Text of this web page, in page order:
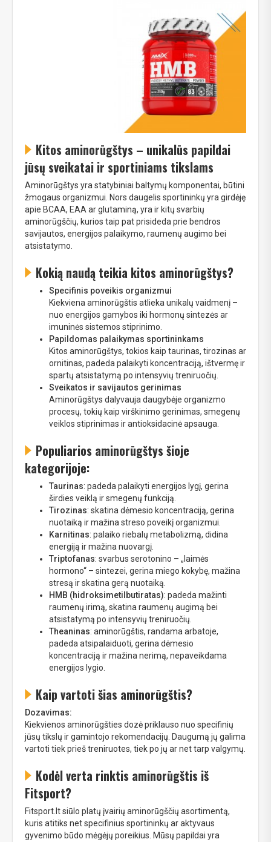
Kitos aminorūgštys – unikalūs papildai
jūsų sveikatai ir sportiniams tikslams
Aminorūgštys yra statybiniai baltymų komponentai, būtini
žmogaus organizmui. Nors daugelis sportininkų yra girdėję
apie BCAA, EAA ar glutaminą, yra ir kitų svarbių
aminorūgščių, kurios taip pat prisideda prie bendros
savijautos, energijos palaikymo, raumenų augimo bei
atsistatymo.
Kokią naudą teikia kitos aminorūgštys?
Specifinis poveikis organizmui
Kiekviena aminorūgštis atlieka unikalų vaidmenį –
nuo energijos gamybos iki hormonų sintezės ar
imuninės sistemos stiprinimo.
Papildomas palaikymas sportininkams
Kitos aminorūgštys, tokios kaip taurinas, tirozinas ar
ornitinas, padeda palaikyti koncentraciją, ištvermę ir
spartų atsistatymą po intensyvių treniruočių.
Sveikatos ir savijautos gerinimas
Aminorūgštys dalyvauja daugybėje organizmo
procesų, tokių kaip virškinimo gerinimas, smegenų
veiklos stiprinimas ir antioksidacinė apsauga.
Populiarios aminorūgštys šioje
kategorijoje:
Taurinas: padeda palaikyti energijos lygį, gerina
širdies veiklą ir smegenų funkciją.
Tirozinas: skatina dėmesio koncentraciją, gerina
nuotaiką ir mažina streso poveikį organizmui.
Karnitinas: palaiko riebalų metabolizmą, didina
energiją ir mažina nuovargį.
Triptofanas: svarbus serotonino – „laimės
hormono“ – sintezei, gerina miego kokybę, mažina
stresą ir skatina gerą nuotaiką.
HMB (hidroksimetilbutiratas): padeda mažinti
raumenų irimą, skatina raumenų augimą bei
atsistatymą po intensyvių treniruočių.
Theaninas: aminorūgštis, randama arbatoje,
padeda atsipalaiduoti, gerina dėmesio
koncentraciją ir mažina nerimą, nepaveikdama
energijos lygio.
Kaip vartoti šias aminorūgštis?
Dozavimas:
Kiekvienos aminorūgšties dozė priklauso nuo specifinių
jūsų tikslų ir gamintojo rekomendacijų. Daugumą jų galima
vartoti tiek prieš treniruotes, tiek po jų ar net tarp valgymų.
Kodėl verta rinktis aminorūgštis iš
Fitsport?
Fitsport.lt siūlo platų įvairių aminorūgščių asortimentą,
kuris atitiks net specifinius sportininkų ar aktyvaus
gyvenimo būdo mėgėjų poreikius. Mūsų papildai yra